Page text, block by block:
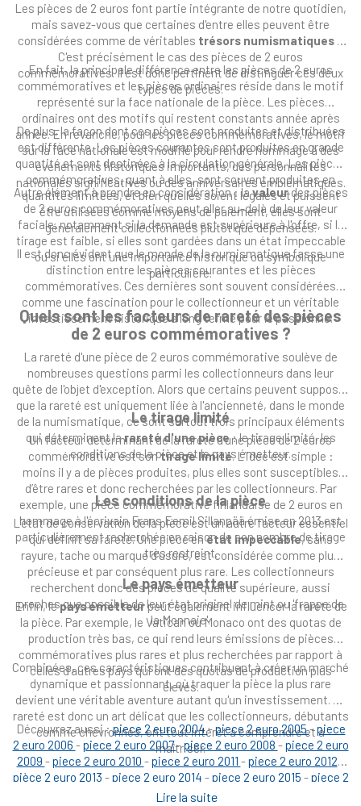
Les pièces de 2 euros font partie intégrante de notre quotidien,
mais savez-vous que certaines d'entre elles peuvent être
considérées comme de véritables trésors numismatiques ?
C'est précisément le cas des pièces de 2 euros
commémoratives. Il est donc pertinent de distinguer ces deux
types de pièces.
En fait, la principale différence entre les pièces de 2 euros
commémoratives et les pièces ordinaires réside dans le motif
représenté sur la face nationale de la pièce. Les pièces
ordinaires ont des motifs qui restent constants année après
année. En revanche, pour les pièces commémoratives, le motif
sur la face nationale est modifié pour rendre hommage à des
événements historiques importants, des personnalités
nationales significatives ou des anniversaires emblématiques.
De plus, la façon dont ces pièces sont produites et distribuées
est différente. Les pièces courantes sont produites en grande
quantité et sont destinées à la circulation générale. Les pièces
commémoratives, quant à elles, sont souvent produites en
quantités limitées, et bien qu'elles soient légales et puissent
être utilisées comme moyens de paiement, elles sont
généralement collectionnées plutôt que dépensées.
Autre élément à prendre en considération : lavaleurdes pièces
de 2 euros commémoratives peut aller au-delà de leur valeur
faciale, notamment si la demande est supérieure à l'offre, si le
tirage est faible, si elles sont gardées dans un état impeccable
ou si elles ont une importance historique ou symbolique
particulière.
Il est donc évident que le monde de la numismatique fasse une
distinction entre les pièces courantes et les pièces
commémoratives. Ces dernières sont souvent considérées
comme une fascination pour le collectionneur et un véritable
investissement historique à long terme pour le passionné.
Quels sont les facteurs de rareté des pièces
de 2 euros commémoratives ?
La rareté d'une pièce de 2 euros commémorative soulève de
nombreuses questions parmi les collectionneurs dans leur
quête de l'objet d'exception. Alors que certains peuvent supposer
que la rareté est uniquement liée à l'ancienneté, dans le monde
de la numismatique, ce sont surtout trois principaux éléments
qui déterminent larareté d'une pièce: le tirage limité, les
conditions de la pièce et le pays émetteur.
Le tirage limité
Un facteur déterminant de la rareté d'une pièce de 2 euros
commémorative est sontirage limité. L’idée est simple :
moins il y a de pièces produites, plus elles sont susceptibles
d’être rares et donc recherchées par les collectionneurs. Par
exemple, une pièce commémorative finlandaise de 2 euros en
hommage à l'écrivain Frans Eemil Sillanpää émise en 2013 est
particulièrement recherchée en raison de son nombre de tirage
très restreint.
Les conditions de la pièce
L’état de conservation de la pièce est un autre facteur essentiel
qui définit sa rareté. Une pièce enétat impeccable, sans
rayure, tache ou marque d'usure, est considérée comme plus
précieuse et par conséquent plus rare. Les collectionneurs
recherchent donc des pièces de qualité supérieure, aussi
proches que possible de leur état originel de mint ou 'frappe de
la Monnaie'.
Le pays émetteur
Enfin, lepays émetteurpeut également influencer la rareté de
la pièce. Par exemple, le Vatican ou Monaco ont des quotas de
production très bas, ce qui rend leurs émissions de pièces
commémoratives plus rares et plus recherchées par rapport à
celles d'autres pays qui ont des quotas de production plus
élevés.
Combinées, ces caractéristiques contribuent à créer un marché
dynamique et passionnant, où traquer la pièce la plus rare
devient une véritable aventure autant qu'un investissement. La
rareté est donc un art délicat que les collectionneurs, débutants
comme chevronnés, ont tout intérêt à comprendre et à
maîtriser.
Découvrez aussi :piece 2 euro 2004-piece 2 euro 2005-piece
2 euro 2006 -piece 2 euro 2007-piece 2 euro 2008 -piece 2 euro
2009 -piece 2 euro 2010 -piece 2 euro 2011 -piece 2 euro 2012-
pièce 2 euro 2013 -piece 2 euro 2014 -piece 2 euro 2015 -piece 2
piece 2 euro 2017- piece 2 euro 2018
Lire la suite